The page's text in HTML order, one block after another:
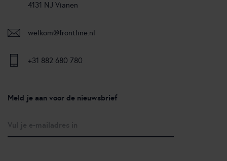
4131 NJ Vianen
welkom@frontline.nl
+31 882 680 780
Meld je aan voor de nieuwsbrief